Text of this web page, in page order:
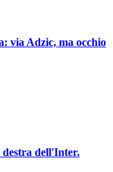
via Adzic, ma occhio
dell'Inter.